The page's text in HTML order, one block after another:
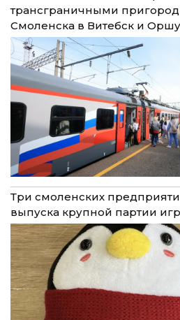
трансграничными
Смоленска в Витебск и
Три смоленских
выпуска крупной партии